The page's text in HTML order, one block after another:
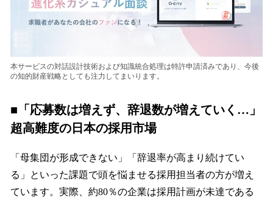
本サービスの対話設計技術および知識統合処理は特許申請済みであり、今後
の知的財産戦略としても注力してまいります。
■「応募数は増えず、辞退数が増えていく…」
超高難度の日本の採用市場
「母集団が形成できない」「辞退率が高まり続けてい
る」といった課題で頭を悩ませる採用担当者の方が増え
ています。実際、約80％の企業は採用計画が未達である